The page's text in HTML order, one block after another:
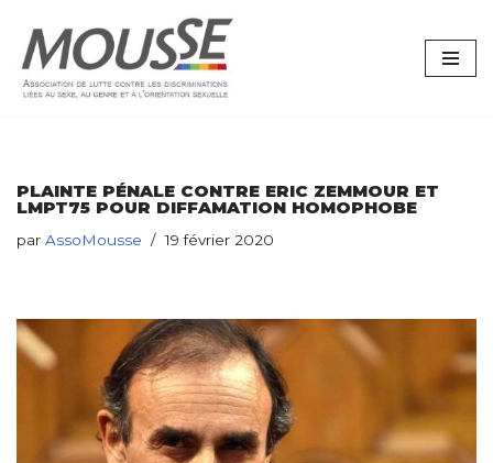
Aller
au
PLAINTE PÉNALE CONTRE ERIC ZEMMOUR ET
LMPT75 POUR DIFFAMATION HOMOPHOBE
par AssoMousse 19 février 2020